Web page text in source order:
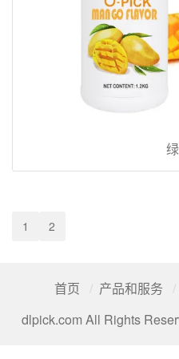
1 2
首页 产品和服务
dlpick.com All Rights